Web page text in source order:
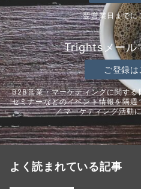
翌営業日までに
Trightsメール
ご登録は
B2B営業・マーケティングに関す
セミナーなどのイベント情報を隔
／マーケティング活動
よく読まれている記事